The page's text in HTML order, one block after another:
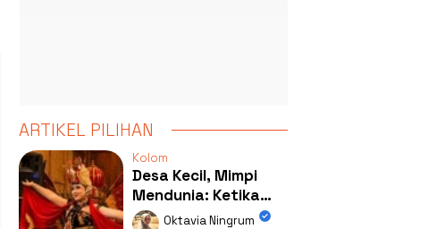
ARTIKEL PILIHAN
Kolom
Desa Kecil, Mimpi
Mendunia: Ketika
Kolaborasi
Oktavia Ningrum